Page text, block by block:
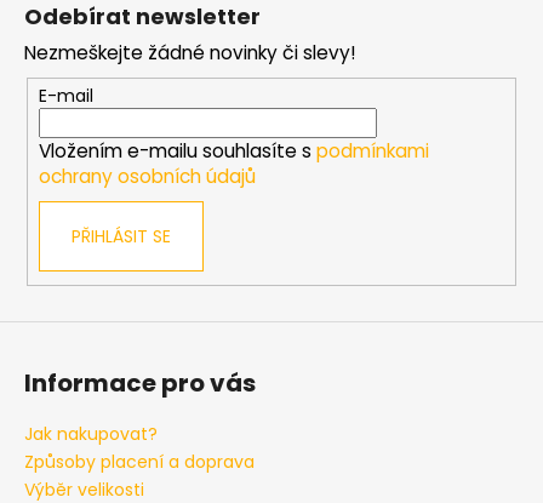
s
u
Odebírat newsletter
Nezmeškejte žádné novinky či slevy!
E-mail
Vložením e-mailu souhlasíte s podmínkami
ochrany osobních údajů
PŘIHLÁSIT SE
Informace pro vás
Jak nakupovat?
Způsoby placení a doprava
Výběr velikosti